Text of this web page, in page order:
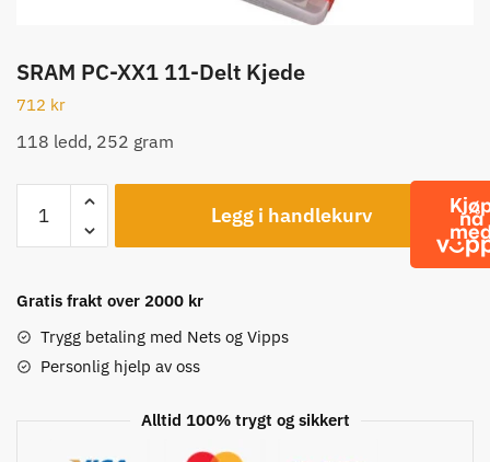
SRAM PC-XX1 11-Delt Kjede
712 kr
118 ledd, 252 gram
PC-
XX1
Delt
Kjede
Legg i handlekurv
Gratis frakt over 2000 kr
Trygg betaling med Nets og Vipps
Personlig hjelp av oss
Alltid 100% trygt og sikkert